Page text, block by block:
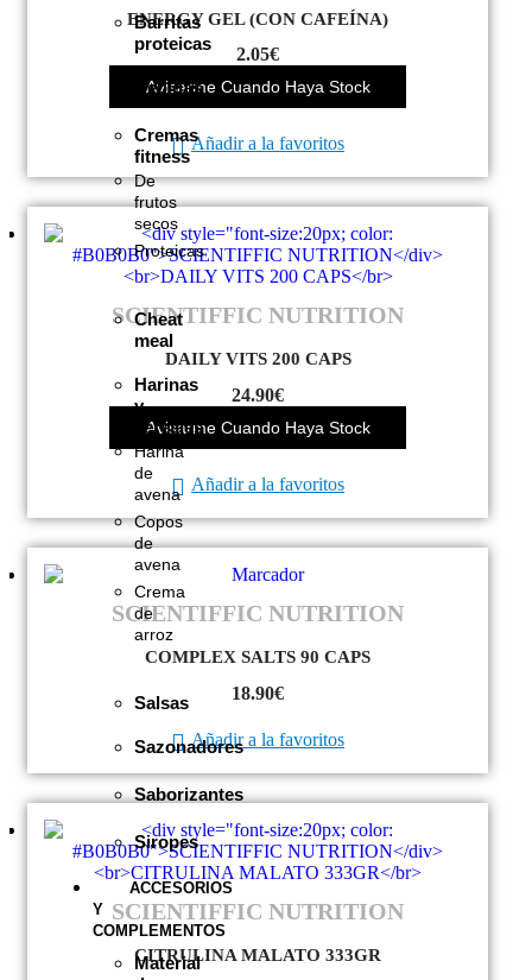
Barritas
proteicas
Bebidas
Cremas
fitness
De
frutos
secos
Proteicas
Cheat
meal
Harinas
y
cereales
Harina
de
avena
Copos
de
avena
Crema
de
arroz
Salsas
Sazonadores
Saborizantes
Siropes
ACCESORIOS
Y
COMPLEMENTOS
Material
ENERGY GEL (CON CAFEÍNA)
2.05€
Avisarme Cuando Haya Stock
Añadir a la favoritos
SCIENTIFFIC NUTRITION
DAILY VITS 200 CAPS
24.90€
Avisarme Cuando Haya Stock
Añadir a la favoritos
SCIENTIFFIC NUTRITION
COMPLEX SALTS 90 CAPS
18.90€
Añadir a la favoritos
SCIENTIFFIC NUTRITION
CITRULINA MALATO 333GR